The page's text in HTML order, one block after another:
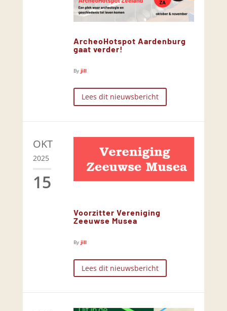
ArcheoHotspot Aardenburg
gaat verder!
By jill
Lees dit nieuwsbericht
OKT
2025
15
Voorzitter Vereniging
Zeeuwse Musea
By jill
Lees dit nieuwsbericht